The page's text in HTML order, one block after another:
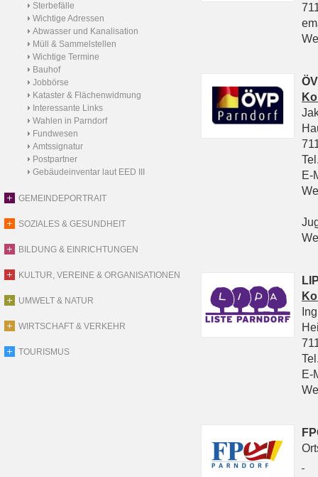
Sterbefälle
Wichtige Adressen
Abwasser und Kanalisation
Müll & Sammelstellen
Wichtige Termine
Bauhof
Jobbörse
Kataster & Flächenwidmung
Interessante Links
Wahlen in Parndorf
Fundwesen
Amtssignatur
Postpartner
Gebäudeinventar laut EED III
GEMEINDEPORTRAIT
SOZIALES & GESUNDHEIT
BILDUNG & EINRICHTUNGEN
KULTUR, VEREINE & ORGANISATIONEN
UMWELT & NATUR
WIRTSCHAFT & VERKEHR
TOURISMUS
E-
E-